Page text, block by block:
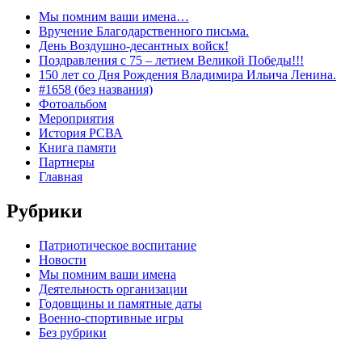
Мы помним ваши имена…
Вручение Благодарственного письма.
День Воздушно-десантных войск!
Поздравления с 75 – летием Великой Победы!!!
150 лет со Дня Рождения Владимира Ильича Ленина.
#1658 (без названия)
Фотоальбом
Мероприятия
История РСВА
Книга памяти
Партнеры
Главная
Рубрики
Патриотическое воспитание
Новости
Мы помним ваши имена
Деятельность организации
Годовщины и памятные даты
Военно-спортивные игры
Без рубрики